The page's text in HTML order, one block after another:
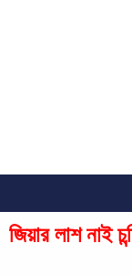
জিয়ার লাশ নাই